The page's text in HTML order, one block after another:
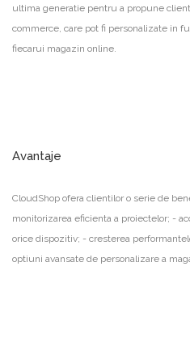
ultima generatie pentru a propune
commerce, care pot fi personalizate in
fiecarui magazin online.
Avantaje
CloudShop ofera clientilor o serie de
monitorizarea eficienta a proiectelor; -
orice dispozitiv; - cresterea
optiuni avansate de personalizare a